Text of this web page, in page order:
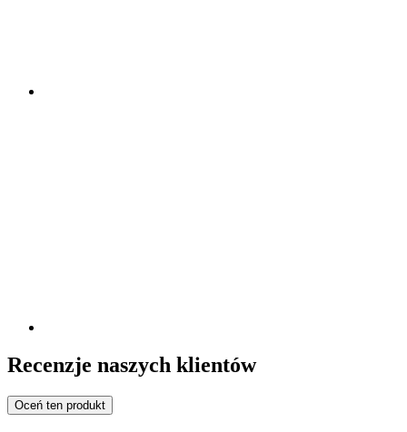
Recenzje naszych klientów
Oceń ten produkt